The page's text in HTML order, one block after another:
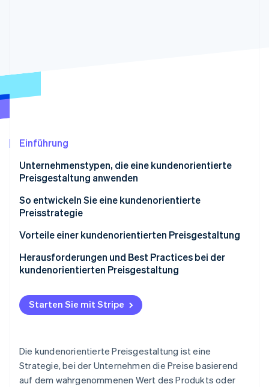
Stripe-Sessions 2026
Erfahren Sie, wie Stripe Lösungen für die
Jetzt ansehen
Einführung
Unternehmenstypen, die eine kundenorientierte
Preisgestaltung anwenden
Branchen mit kundenorientierter Preisgestaltung
Gemeinsamkeiten von Unternehmen, die eine
kundenorientierte Preisgestaltung nutzen
So entwickeln Sie eine kundenorientierte
Preisstrategie
Vorteile einer kundenorientierten Preisgestaltung
Herausforderungen und Best Practices bei der
kundenorientierten Preisgestaltung
Herausforderungen bei der kundenorientierten
Preisgestaltung
Starten Sie mit Stripe
Die kundenorientierte Preisgestaltung ist eine
Strategie, bei der Unternehmen die Preise basierend
auf dem wahrgenommenen Wert des Produkts oder